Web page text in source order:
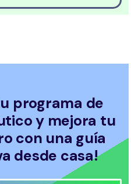
programa de
y mejora tu
con una guía
desde casa!